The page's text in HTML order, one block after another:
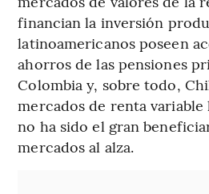
financian la inversión
latinoamericanos poseen
ahorros de las pensiones
Colombia y, sobre todo,
mercados de renta variable
no ha sido el gran
mercados al alza.